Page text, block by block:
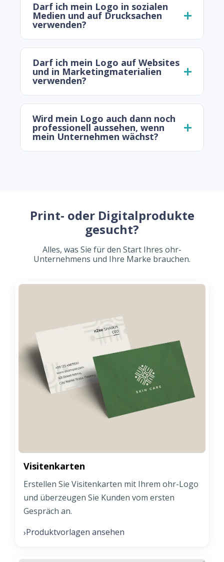
Darf ich mein Logo in sozialen
Medien und auf Drucksachen
verwenden?
Darf ich mein Logo auf Websites
und in Marketingmaterialien
verwenden?
Wird mein Logo auch dann noch
professionell aussehen, wenn
mein Unternehmen wächst?
Print- oder Digitalprodukte
gesucht?
Alles, was Sie für den Start Ihres ohr-
Unternehmens und Ihre Marke brauchen.
Visitenkarten
Erstellen Sie Visitenkarten mit Ihrem ohr-Logo
und überzeugen Sie Kunden vom ersten
Gespräch an.
›Produktvorlagen ansehen